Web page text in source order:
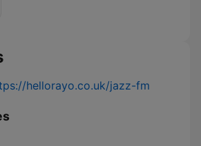
hellorayo.co.uk/jazz-fm